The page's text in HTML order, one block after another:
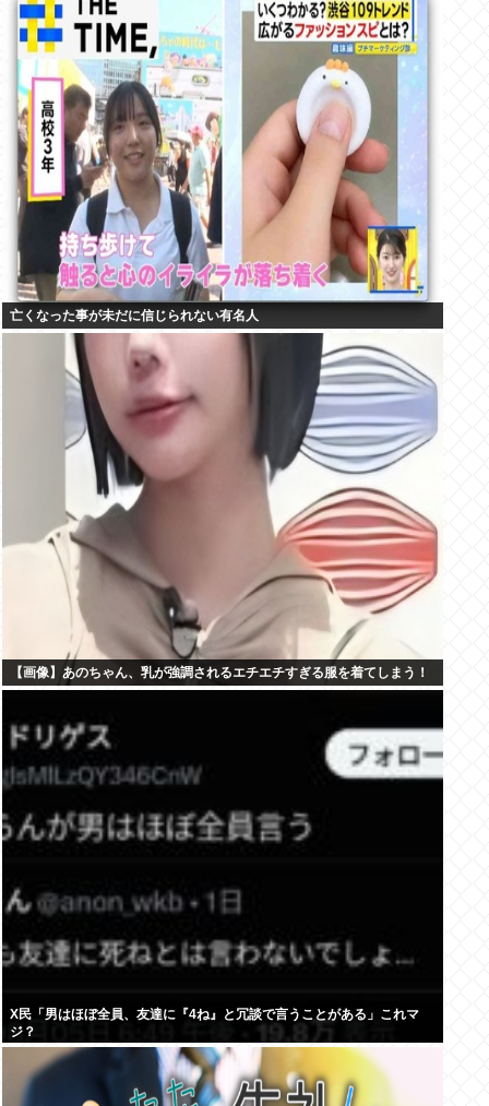
亡くなった事が未だに信じられない有名人
【画像】あのちゃん、乳が強調されるエチエチすぎる服を着てしまう！
X民「男はほぼ全員、友達に『4ね』と冗談で言うことがある」これマ
ジ？